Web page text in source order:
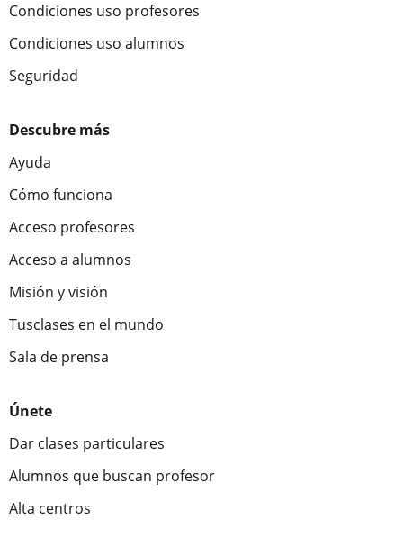
Condiciones uso profesores
Condiciones uso alumnos
Seguridad
Descubre más
Ayuda
Cómo funciona
Acceso profesores
Acceso a alumnos
Misión y visión
Tusclases en el mundo
Sala de prensa
Únete
Dar clases particulares
Alumnos que buscan profesor
Alta centros